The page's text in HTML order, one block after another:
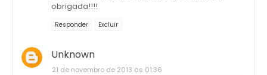
obrigada!!!!
Responder Excluir
Unknown
21 de novembro de 2013 às 01:36